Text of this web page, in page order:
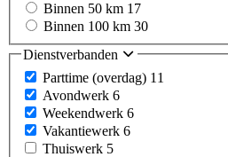
Binnen 50 km 17
Binnen 100 km 30
Dienstverbanden
Parttime (overdag) 11
Avondwerk 6
Weekendwerk 6
Vakantiewerk 6
Thuiswerk 5